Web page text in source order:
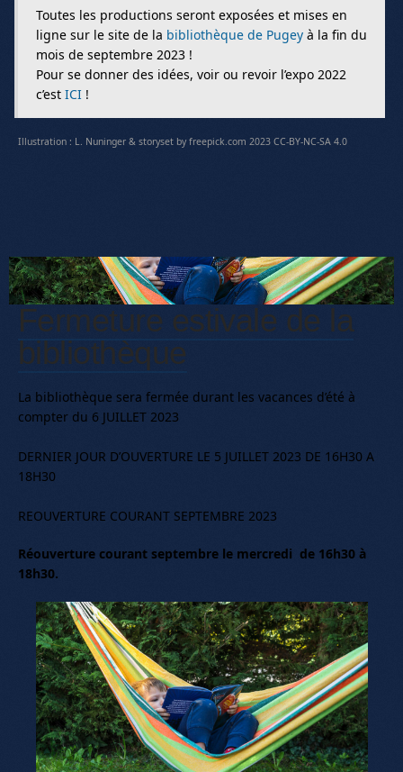
Toutes les productions seront exposées et mises en
ligne sur le site de la bibliothèque de Pugey à la fin du
mois de septembre 2023 !
Pour se donner des idées, voir ou revoir l’expo 2022
c’est ICI !
Illustration : L. Nuninger & storyset by freepick.com 2023 CC-BY-NC-SA 4.0
Fermeture estivale de la
bibliothèque
La bibliothèque sera fermée durant les vacances d’été à
compter du 6 JUILLET 2023
DERNIER JOUR D’OUVERTURE LE 5 JUILLET 2023 DE 16H30 A
18H30
REOUVERTURE COURANT SEPTEMBRE 2023
Réouverture courant septembre le mercredi de 16h30 à
18h30.